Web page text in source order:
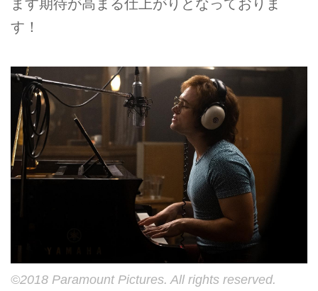
ます期待が高まる仕上がりとなっておりま
す！
©2018 Paramount Pictures. All rights reserved.